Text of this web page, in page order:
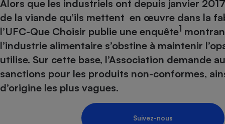
Alors que les industriels ont depuis janvier
de la viande qu’ils mettent en œuvre dans la
l’UFC-Que Choisir publie une enquête1
l’industrie alimentaire s’obstine à maintenir
utilise. Sur cette base, l’Association demande
sanctions pour les produits non-conformes,
d’origine les plus vagues.
Suivez-nous
Nutrition
Produit alimentaire
Sécurité - Hygiène
Assurance
Banque - Crédit
Epargne - Fiscalité
Assurance auto
Carburant
Circulation routière
Contrôle technique -
Pièce détachée
Supermarché - Drive
Comparatif plaque à
Comparatif hotte
Comparatif barre de
Comparatif
Crédit immobilier
Comparatif poêle à
Comparatif radiateur
Maison de retraite
Choisir son fioul
Choisir son pellet
Comparateur assurance emprunteur
Energie Moins Chère Ensemble
nous ?